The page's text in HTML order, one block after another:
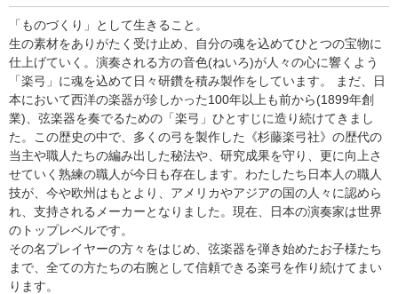
「ものづくり」として生きること。
生の素材をありがたく受け止め、自分の魂を込めてひとつの宝物に
仕上げていく。演奏される方の音色(ねいろ)が人々の心に響くよう
「楽弓」に魂を込めて日々研鑽を積み製作をしています。 まだ、日
本において西洋の楽器が珍しかった100年以上も前から(1899年創
業)、弦楽器を奏でるための「楽弓」ひとすじに造り続けてきまし
た。この歴史の中で、多くの弓を製作した《杉藤楽弓社》の歴代の
当主や職人たちの編み出した秘法や、研究成果を守り、更に向上さ
せていく熟練の職人が今日も存在します。わたしたち日本人の職人
技が、今や欧州はもとより、アメリカやアジアの国の人々に認めら
れ、支持されるメーカーとなりました。現在、日本の演奏家は世界
のトップレベルです。
その名プレイヤーの方々をはじめ、弦楽器を弾き始めたお子様たち
まで、全ての方たちの右腕として信頼できる楽弓を作り続けてまい
ります。